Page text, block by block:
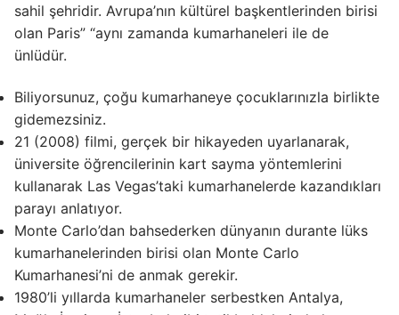
sahil şehridir. Avrupa’nın kültürel başkentlerinden birisi
olan Paris” “aynı zamanda kumarhaneleri ile de
ünlüdür.
Biliyorsunuz, çoğu kumarhaneye çocuklarınızla birlikte
gidemezsiniz.
21 (2008) filmi, gerçek bir hikayeden uyarlanarak,
üniversite öğrencilerinin kart sayma yöntemlerini
kullanarak Las Vegas’taki kumarhanelerde kazandıkları
parayı anlatıyor.
Monte Carlo’dan bahsederken dünyanın durante lüks
kumarhanelerinden birisi olan Monte Carlo
Kumarhanesi’ni de anmak gerekir.
1980’li yıllarda kumarhaneler serbestken Antalya,